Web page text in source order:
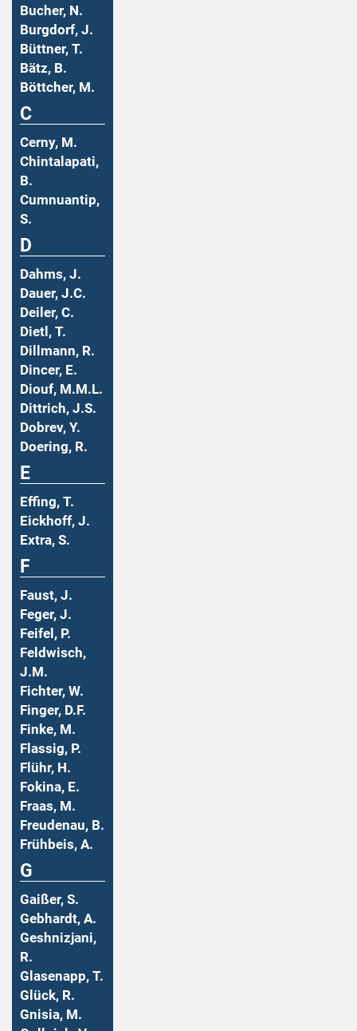
Bucher, N.
Burgdorf, J.
Büttner, T.
Bätz, B.
Böttcher, M.
C
Cerny, M.
Chintalapati,
B.
Cumnuantip,
S.
D
Dahms, J.
Dauer, J.C.
Deiler, C.
Dietl, T.
Dillmann, R.
Dincer, E.
Diouf, M.M.L.
Dittrich, J.S.
Dobrev, Y.
Doering, R.
E
Effing, T.
Eickhoff, J.
Extra, S.
F
Faust, J.
Feger, J.
Feifel, P.
Feldwisch,
J.M.
Fichter, W.
Finger, D.F.
Finke, M.
Flassig, P.
Flühr, H.
Fokina, E.
Fraas, M.
Freudenau, B.
Frühbeis, A.
G
Gaißer, S.
Gebhardt, A.
Geshnizjani,
R.
Glasenapp, T.
Glück, R.
Gnisia, M.